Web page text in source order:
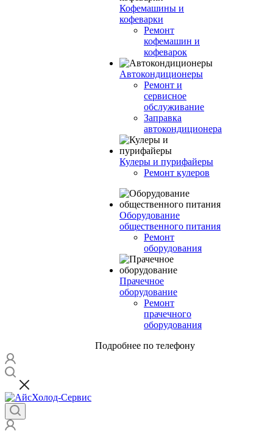
Кофемашины и
кофеварки
Ремонт
кофемашин и
кофеварок
Автокондиционеры
Ремонт и
сервисное
обслуживание
Заправка
автокондиционера
Кулеры и пурифайеры
Ремонт кулеров
Оборудование
общественного питания
Ремонт
оборудования
Прачечное
оборудование
Ремонт
прачечного
оборудования
Подробнее по телефону